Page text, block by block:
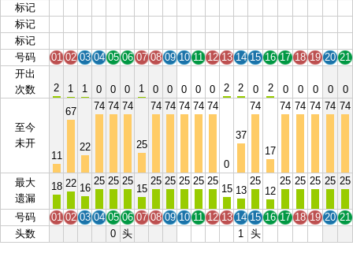
标记
标记
标记
号码
01 02 03 04 05 06 07 08 09 10 11 12 13 14 15 16 17 18 19 20 21
开出
次数
2 1 1 0 0 0 1 0 0 0 0 0 2 2 0 2 0 0 0 0 0
至今
未开
11
67
22
74 74 74
25
74 74 74 74 74
0
37
74
17
74 74 74 74 74
最大
遗漏
18 22 16
25 25 25
15
25 25 25 25 25
15 13
25
12
25 25 25 25 25
号码 01 02 03 04 05 06 07 08 09 10 11 12 13 14 15 16 17 18 19 20 21
头数
0 头 1 头